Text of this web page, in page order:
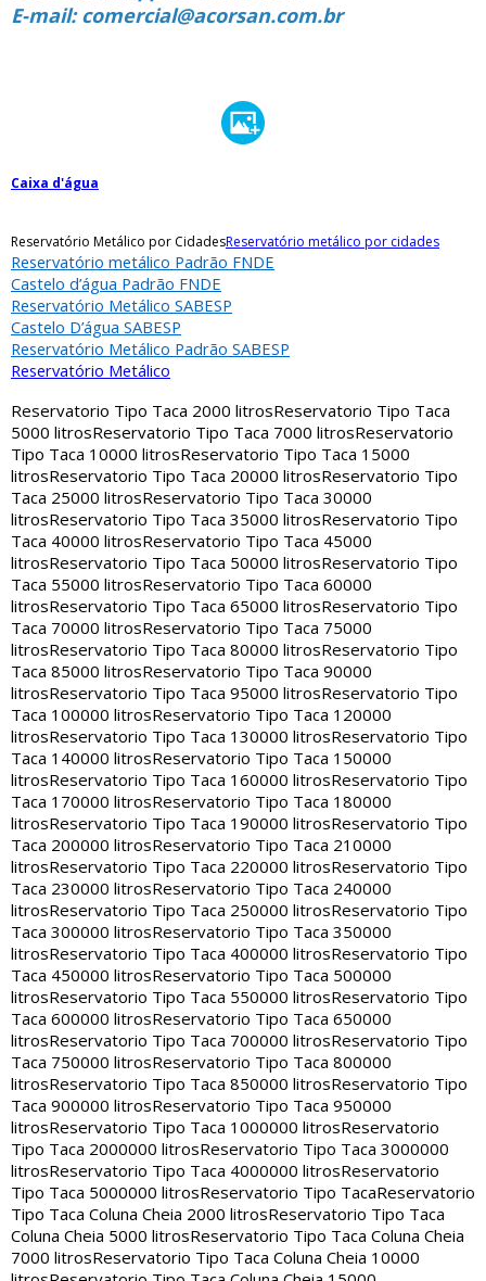
E-mail: comercial@acorsan.com.br
Caixa d'água
Reservatório Metálico por CidadesReservatório metálico por cidades
Reservatório metálico Padrão FNDE
Castelo d’água Padrão FNDE
Reservatório Metálico SABESP
Castelo D’água SABESP
Reservatório Metálico Padrão SABESP
Reservatório Metálico
Reservatorio Tipo Taca 2000 litrosReservatorio Tipo Taca
5000 litrosReservatorio Tipo Taca 7000 litrosReservatorio
Tipo Taca 10000 litrosReservatorio Tipo Taca 15000
litrosReservatorio Tipo Taca 20000 litrosReservatorio Tipo
Taca 25000 litrosReservatorio Tipo Taca 30000
litrosReservatorio Tipo Taca 35000 litrosReservatorio Tipo
Taca 40000 litrosReservatorio Tipo Taca 45000
litrosReservatorio Tipo Taca 50000 litrosReservatorio Tipo
Taca 55000 litrosReservatorio Tipo Taca 60000
litrosReservatorio Tipo Taca 65000 litrosReservatorio Tipo
Taca 70000 litrosReservatorio Tipo Taca 75000
litrosReservatorio Tipo Taca 80000 litrosReservatorio Tipo
Taca 85000 litrosReservatorio Tipo Taca 90000
litrosReservatorio Tipo Taca 95000 litrosReservatorio Tipo
Taca 100000 litrosReservatorio Tipo Taca 120000
litrosReservatorio Tipo Taca 130000 litrosReservatorio Tipo
Taca 140000 litrosReservatorio Tipo Taca 150000
litrosReservatorio Tipo Taca 160000 litrosReservatorio Tipo
Taca 170000 litrosReservatorio Tipo Taca 180000
litrosReservatorio Tipo Taca 190000 litrosReservatorio Tipo
Taca 200000 litrosReservatorio Tipo Taca 210000
litrosReservatorio Tipo Taca 220000 litrosReservatorio Tipo
Taca 230000 litrosReservatorio Tipo Taca 240000
litrosReservatorio Tipo Taca 250000 litrosReservatorio Tipo
Taca 300000 litrosReservatorio Tipo Taca 350000
litrosReservatorio Tipo Taca 400000 litrosReservatorio Tipo
Taca 450000 litrosReservatorio Tipo Taca 500000
litrosReservatorio Tipo Taca 550000 litrosReservatorio Tipo
Taca 600000 litrosReservatorio Tipo Taca 650000
litrosReservatorio Tipo Taca 700000 litrosReservatorio Tipo
Taca 750000 litrosReservatorio Tipo Taca 800000
litrosReservatorio Tipo Taca 850000 litrosReservatorio Tipo
Taca 900000 litrosReservatorio Tipo Taca 950000
litrosReservatorio Tipo Taca 1000000 litrosReservatorio
Tipo Taca 2000000 litrosReservatorio Tipo Taca 3000000
litrosReservatorio Tipo Taca 4000000 litrosReservatorio
Tipo Taca 5000000 litrosReservatorio Tipo TacaReservatorio
Tipo Taca Coluna Cheia 2000 litrosReservatorio Tipo Taca
Coluna Cheia 5000 litrosReservatorio Tipo Taca Coluna Cheia
7000 litrosReservatorio Tipo Taca Coluna Cheia 10000